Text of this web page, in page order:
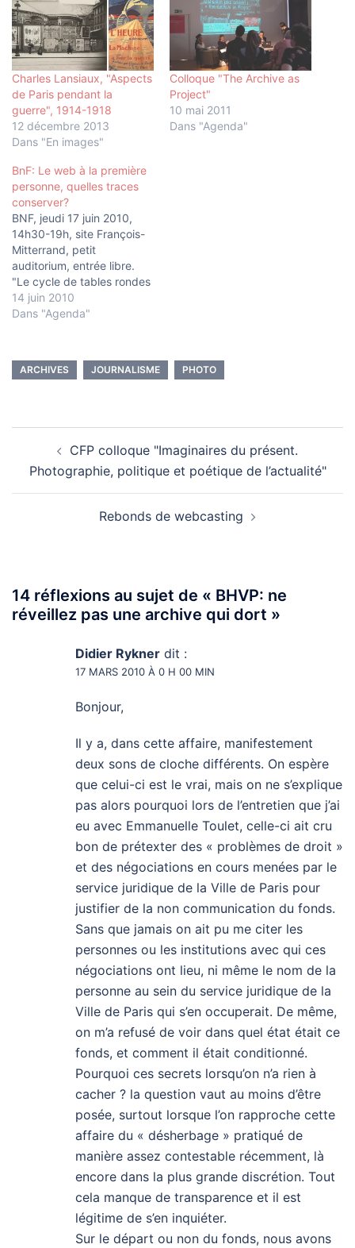
Charles Lansiaux, "Aspects
de Paris pendant la
guerre", 1914-1918
12 décembre 2013
Dans "En images"
Colloque "The Archive as
Project"
10 mai 2011
Dans "Agenda"
BnF: Le web à la première
personne, quelles traces
conserver?
BNF, jeudi 17 juin 2010,
14h30-19h, site François-
Mitterrand, petit
auditorium, entrée libre.
"Le cycle de tables rondes
“Mémoires du web“,
organisé par la
juin, avec l’examen de la
délicate question des
tout un chacun et du…
14 juin 2010
Dans "Agenda"
ARCHIVES JOURNALISME PHOTO
d’articleCFP colloque "Imaginaires du présent.
Photographie, politique et poétique de l’actualité"
Rebonds de webcasting
14 réflexions au sujet de « BHVP: ne
réveillez pas une archive qui dort »
Didier Rykner dit :
17 MARS 2010 À 0 H 00 MIN
Bonjour,
Il y a, dans cette affaire, manifestement
deux sons de cloche différents. On espère
que celui-ci est le vrai, mais on ne s’explique
pas alors pourquoi lors de l’entretien que j’ai
eu avec Emmanuelle Toulet, celle-ci ait cru
bon de prétexter des « problèmes de droit »
et des négociations en cours menées par le
service juridique de la Ville de Paris pour
justifier de la non communication du fonds.
Sans que jamais on ait pu me citer les
personnes ou les institutions avec qui ces
négociations ont lieu, ni même le nom de la
personne au sein du service juridique de la
Ville de Paris qui s’en occuperait. De même,
on m’a refusé de voir dans quel état était ce
fonds, et comment il était conditionné.
Pourquoi ces secrets lorsqu’on n’a rien à
cacher ? la question vaut au moins d’être
posée, surtout lorsque l’on rapproche cette
affaire du « désherbage » pratiqué de
manière assez contestable récemment, là
encore dans la plus grande discrétion. Tout
cela manque de transparence et il est
légitime de s’en inquiéter.
Sur le départ ou non du fonds, nous avons